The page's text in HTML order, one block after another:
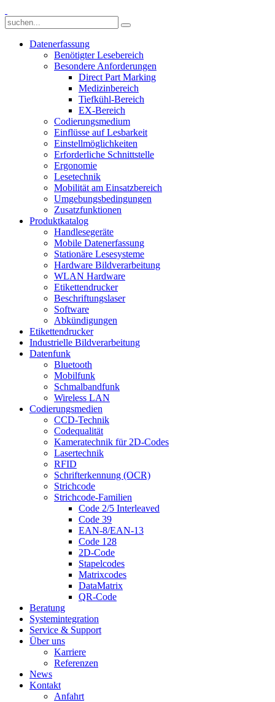
Datenerfassung
Benötigter Lesebereich
Besondere Anforderungen
Direct Part Marking
Medizinbereich
Tiefkühl-Bereich
EX-Bereich
Codierungsmedium
Einflüsse auf Lesbarkeit
Einstellmöglichkeiten
Erforderliche Schnittstelle
Ergonomie
Lesetechnik
Mobilität am Einsatzbereich
Umgebungsbedingungen
Zusatzfunktionen
Produktkatalog
Handlesegeräte
Mobile Datenerfassung
Stationäre Lesesysteme
Hardware Bildverarbeitung
WLAN Hardware
Etikettendrucker
Beschriftungslaser
Software
Abkündigungen
Etikettendrucker
Industrielle Bildverarbeitung
Datenfunk
Bluetooth
Mobilfunk
Schmalbandfunk
Wireless LAN
Codierungs­medien
CCD-Technik
Codequalität
Kameratechnik für 2D-Codes
Lasertechnik
RFID
Schrifterkennung (OCR)
Strichcode
Strichcode-Familien
Code 2/5 Interleaved
Code 39
EAN-8/EAN-13
Code 128
2D-Code
Stapelcodes
Matrixcodes
DataMatrix
QR-Code
Beratung
System­integration
Service & Support
Über uns
Karriere
Referenzen
News
Kontakt
Anfahrt